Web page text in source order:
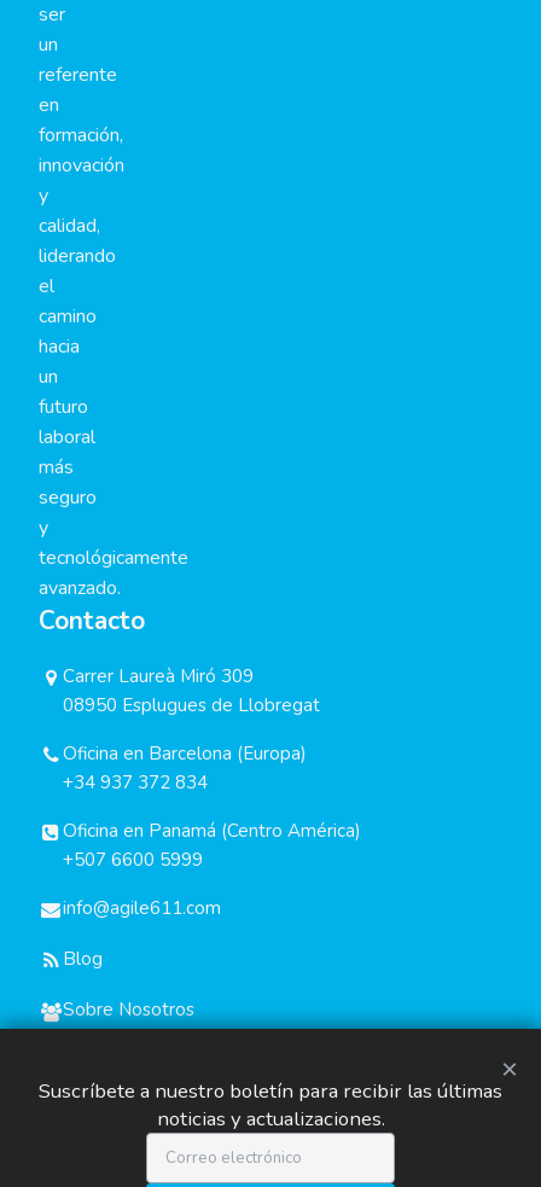
ser
un
referente
en
formación,
innovación
y
calidad,
liderando
el
camino
hacia
un
futuro
laboral
más
seguro
y
tecnológicamente
avanzado.
Contacto
Carrer Laureà Miró 309
08950 Esplugues de Llobregat
Oficina en Barcelona (Europa)
+34 937 372 834
Oficina en Panamá (Centro América)
+507 6600 5999
info@agile611.com
Blog
Sobre Nosotros
© Copyright 2019-2026 Agile611 | Todos los derechos
reservados.
Orgullosamente funcionando con
Suscríbete a nuestro boletín para recibir las últimas
noticias y actualizaciones.
×